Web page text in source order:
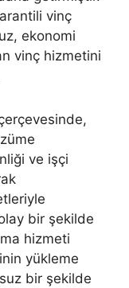
vinç
ekonomi
vinç hizmetini
ve işçi
bir şekilde
hizmeti
yükleme
bir şekilde